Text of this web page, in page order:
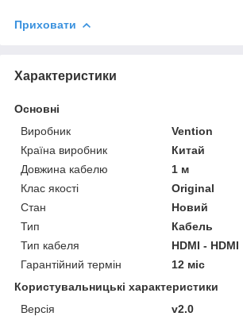
Приховати
Характеристики
Основні
Виробник
Vention
Країна виробник
Китай
Довжина кабелю
1 м
Клас якості
Original
Стан
Новий
Тип
Кабель
Тип кабеля
HDMI - HDMI
Гарантійний термін
12 міс
Користувальницькі характеристики
Версія
v2.0